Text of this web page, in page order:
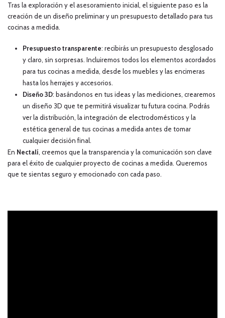
Tras la exploración y el asesoramiento inicial, el siguiente paso es la
creación de un diseño preliminar y un presupuesto detallado para tus
cocinas a medida.
Presupuesto transparente: recibirás un presupuesto desglosado
y claro, sin sorpresas. Incluiremos todos los elementos acordados
para tus cocinas a medida, desde los muebles y las encimeras
hasta los herrajes y accesorios.
Diseño 3D: basándonos en tus ideas y las mediciones, crearemos
un diseño 3D que te permitirá visualizar tu futura cocina. Podrás
ver la distribución, la integración de electrodomésticos y la
estética general de tus cocinas a medida antes de tomar
cualquier decisión final.
En Nectalí, creemos que la transparencia y la comunicación son clave
para el éxito de cualquier proyecto de cocinas a medida. Queremos
que te sientas seguro y emocionado con cada paso.